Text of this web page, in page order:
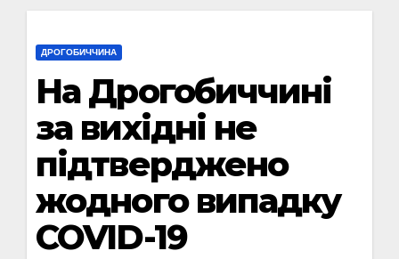
ДРОГОБИЧЧИНА
На Дрогобиччині
за вихідні не
підтверджено
жодного випадку
COVID-19